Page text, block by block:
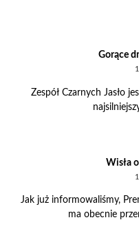
Gorące
Zespół Czarnych Jasło
Wisła
Jak już informowaliśmy,
ma obecnie